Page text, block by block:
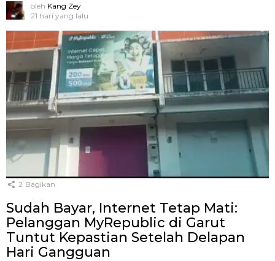
oleh Kang Zey
21 hari yang lalu
2 Bagikan
Sudah Bayar, Internet Tetap Mati:
Pelanggan MyRepublic di Garut
Tuntut Kepastian Setelah Delapan
Hari Gangguan